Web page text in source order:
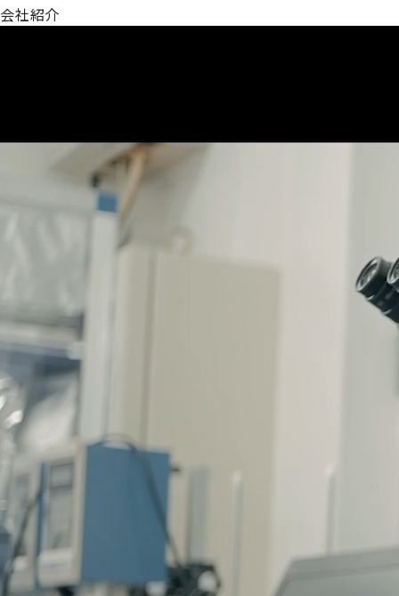
会社紹介